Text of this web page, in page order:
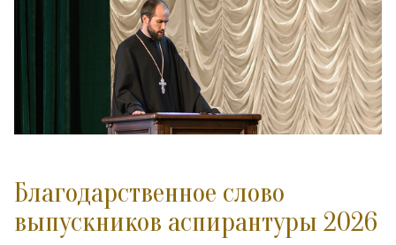
Благодарственное слово
выпускников аспирантуры 2026